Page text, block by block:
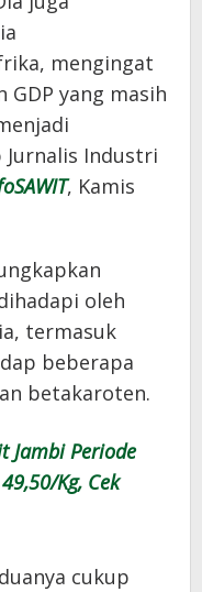
mengingat
GDP yang masih
Industri
, Kamis
oleh
termasuk
beberapa
betakaroten.
Jambi Periode
Kg, Cek
cukup